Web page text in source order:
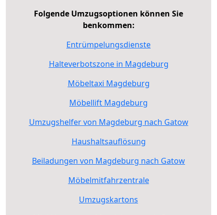
Folgende Umzugsoptionen können Sie
benkommen:
Entrümpelungsdienste
Halteverbotszone in Magdeburg
Möbeltaxi Magdeburg
Möbellift Magdeburg
Umzugshelfer von Magdeburg nach Gatow
Haushaltsauflösung
Beiladungen von Magdeburg nach Gatow
Möbelmitfahrzentrale
Umzugskartons